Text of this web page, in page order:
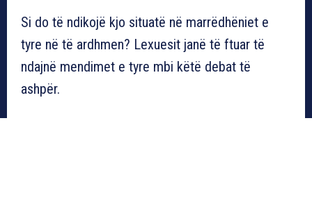
Si do të ndikojë kjo situatë në marrëdhëniet e
tyre në të ardhmen? Lexuesit janë të ftuar të
ndajnë mendimet e tyre mbi këtë debat të
ashpër.